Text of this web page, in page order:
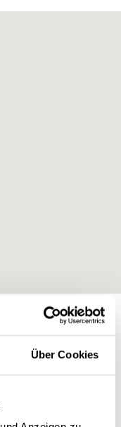
Über Cookies
Exposition:Ostnordost